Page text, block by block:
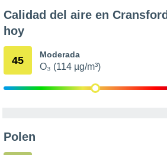
Calidad del aire en Cransford
hoy
45 Moderada
O₃ (114 µg/m³)
Polen